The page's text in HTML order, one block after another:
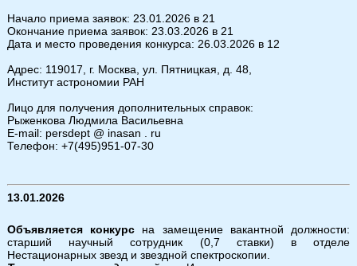
Начало приема заявок: 23.01.2026 в 21
Окончание приема заявок: 23.03.2026 в 21
Дата и место проведения конкурса: 26.03.2026 в 12
Адрес: 119017, г. Москва, ул. Пятницкая, д. 48,
Институт астрономии РАН
Лицо для получения дополнительных справок:
Рыженкова Людмила Васильевна
E-mail: persdept @ inasan . ru
Телефон: +7(495)951-07-30
13.01.2026
Объявляется конкурс на замещение вакантной должности:
старший научный сотрудник (0,7 ставки) в отделе
Нестационарных звезд и звездной спектроскопии.